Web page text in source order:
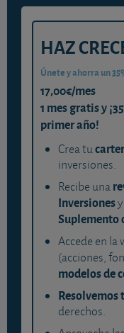
HAZ
Únete y ahorra un
17,00€/mes
1 mes gratis y
primer año!
Crea tu
inversiones.
Recibe una
Inversiones
Suplemento
Accede en la
(acciones,
modelos de
Resolvemos
derechos.